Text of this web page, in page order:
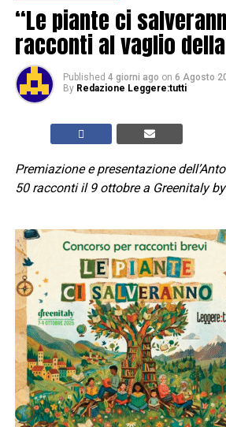
“Le piante ci
racconti al vaglio
Published 4 giorni ago on 6 Agosto
By Redazione Leggere:tutti
Premiazione e presentazione
50 racconti il 9 ottobre a Greenitaly